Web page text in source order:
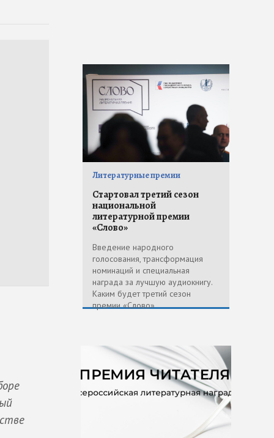
Литературные премии
Стартовал третий сезон
национальной
литературной премии
«Слово»
Введение народного
голосования, трансформация
номинаций и специальная
награда за лучшую аудиокнигу.
Каким будет третий сезон
премии «Слово»